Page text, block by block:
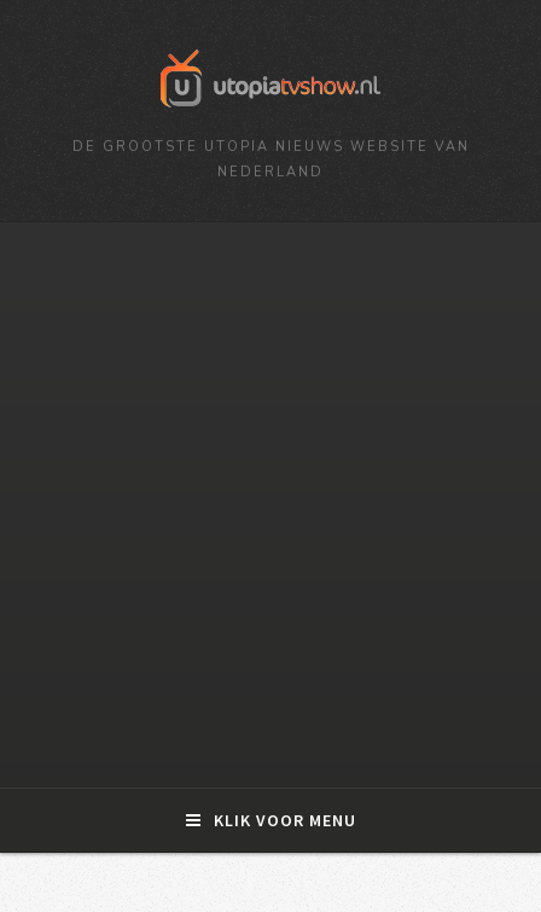
DE GROOTSTE UTOPIA NIEUWS WEBSITE VAN
NEDERLAND
KLIK VOOR MENU